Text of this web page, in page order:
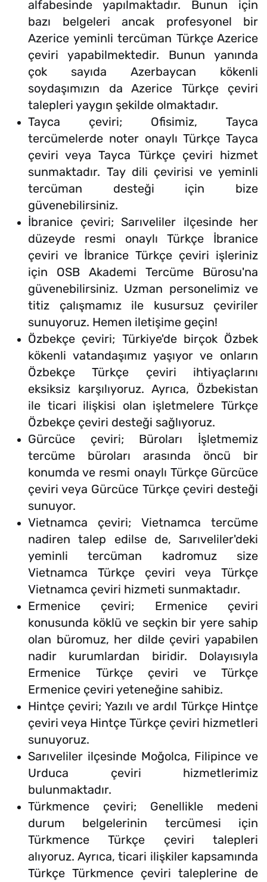
alfabesinde yapılmaktadır. Bunun için
bazı belgeleri ancak profesyonel bir
Azerice yeminli tercüman Türkçe Azerice
çeviri yapabilmektedir. Bunun yanında
çok sayıda Azerbaycan kökenli
soydaşımızın da Azerice Türkçe çeviri
talepleri yaygın şekilde olmaktadır.
Tayca çeviri; Ofisimiz, Tayca
tercümelerde noter onaylı Türkçe Tayca
çeviri veya Tayca Türkçe çeviri hizmet
sunmaktadır. Tay dili çevirisi ve yeminli
tercüman desteği için bize
güvenebilirsiniz.
İbranice çeviri; Sarıveliler ilçesinde her
düzeyde resmi onaylı Türkçe İbranice
çeviri ve İbranice Türkçe çeviri işleriniz
için OSB Akademi Tercüme Bürosu'na
güvenebilirsiniz. Uzman personelimiz ve
titiz çalışmamız ile kusursuz çeviriler
sunuyoruz. Hemen iletişime geçin!
Özbekçe çeviri; Türkiye'de birçok Özbek
kökenli vatandaşımız yaşıyor ve onların
Özbekçe Türkçe çeviri ihtiyaçlarını
eksiksiz karşılıyoruz. Ayrıca, Özbekistan
ile ticari ilişkisi olan işletmelere Türkçe
Özbekçe çeviri desteği sağlıyoruz.
Gürcüce çeviri; Büroları İşletmemiz
tercüme büroları arasında öncü bir
konumda ve resmi onaylı Türkçe Gürcüce
çeviri veya Gürcüce Türkçe çeviri desteği
sunuyor.
Vietnamca çeviri; Vietnamca tercüme
nadiren talep edilse de, Sarıveliler'deki
yeminli tercüman kadromuz size
Vietnamca Türkçe çeviri veya Türkçe
Vietnamca çeviri hizmeti sunmaktadır.
Ermenice çeviri; Ermenice çeviri
konusunda köklü ve seçkin bir yere sahip
olan büromuz, her dilde çeviri yapabilen
nadir kurumlardan biridir. Dolayısıyla
Ermenice Türkçe çeviri ve Türkçe
Ermenice çeviri yeteneğine sahibiz.
Hintçe çeviri; Yazılı ve ardıl Türkçe Hintçe
çeviri veya Hintçe Türkçe çeviri hizmetleri
sunuyoruz.
Sarıveliler ilçesinde Moğolca, Filipince ve
Urduca çeviri hizmetlerimiz
bulunmaktadır.
Türkmence çeviri; Genellikle medeni
durum belgelerinin tercümesi için
Türkmence Türkçe çeviri talepleri
alıyoruz. Ayrıca, ticari ilişkiler kapsamında
Türkçe Türkmence çeviri taleplerine de